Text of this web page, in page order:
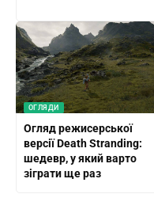
ОГЛЯДИ
Огляд режисерської
версії Death Stranding:
шедевр, у який варто
зіграти ще раз